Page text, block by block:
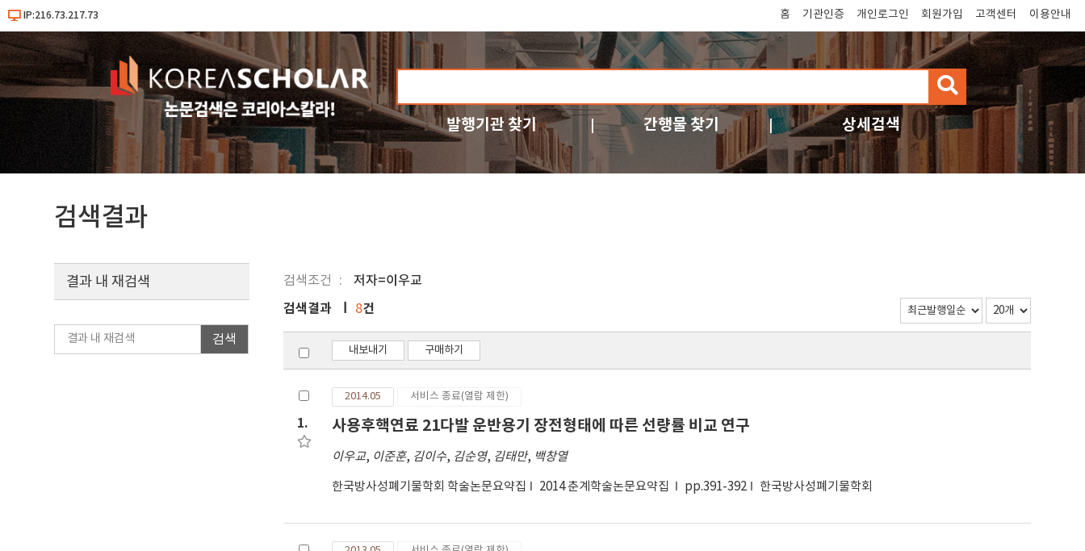
IP:216.73.217.73 홈 기관인증 개인로그인 회원가입 고객센터 이용안내
검
색
발행기관 찾기 간행물 찾기 상세검색
검색결과
검색조건 저자=이우교
결과 내 재검색
검색
검색결과 8건
내보내기 구매하기
1.
2014.05 서비스 종료(열람 제한)
사용후핵연료 21다발 운반용기 장전형태에 따른 선량률 비교 연구
이우교, 이준훈, 김이수, 김순영, 김태만, 백창열
한국방사성폐기물학회 학술논문요약집 2014 춘계학술논문요약집 pp.391-392 한국방사성폐기물학회